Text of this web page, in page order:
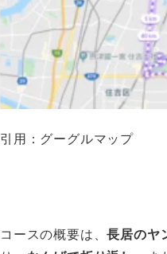
引用：グーグルマップ
コースの概要は、長居のヤ